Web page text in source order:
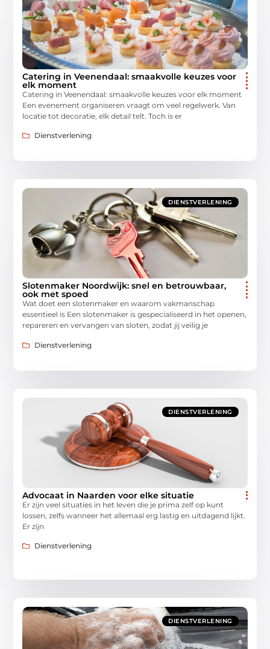
Catering in Veenendaal: smaakvolle keuzes voor
elk moment
Catering in Veenendaal: smaakvolle keuzes voor elk moment
Een evenement organiseren vraagt om veel regelwerk. Van
locatie tot decoratie, elk detail telt. Toch is er
Dienstverlening
DIENSTVERLENING
Slotenmaker Noordwijk: snel en betrouwbaar,
ook met spoed
Wat doet een slotenmaker en waarom vakmanschap
essentieel is Een slotenmaker is gespecialiseerd in het openen,
repareren en vervangen van sloten, zodat jij veilig je
Dienstverlening
DIENSTVERLENING
Advocaat in Naarden voor elke situatie
Er zijn veel situaties in het leven die je prima zelf op kunt
lossen, zelfs wanneer het allemaal erg lastig en uitdagend lijkt.
Er zijn
Dienstverlening
DIENSTVERLENING